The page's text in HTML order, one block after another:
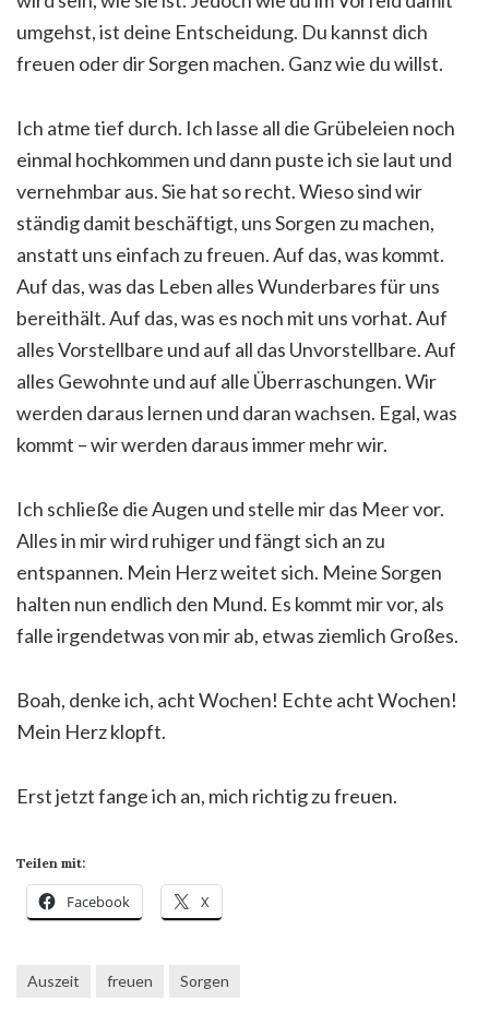
umgehst, ist deine Entscheidung. Du kannst dich
freuen oder dir Sorgen machen. Ganz wie du willst.
Ich atme tief durch. Ich lasse all die Grübeleien noch
einmal hochkommen und dann puste ich sie laut und
vernehmbar aus. Sie hat so recht. Wieso sind wir
ständig damit beschäftigt, uns Sorgen zu machen,
anstatt uns einfach zu freuen. Auf das, was kommt.
Auf das, was das Leben alles Wunderbares für uns
bereithält. Auf das, was es noch mit uns vorhat. Auf
alles Vorstellbare und auf all das Unvorstellbare. Auf
alles Gewohnte und auf alle Überraschungen. Wir
werden daraus lernen und daran wachsen. Egal, was
kommt – wir werden daraus immer mehr wir.
Ich schließe die Augen und stelle mir das Meer vor.
Alles in mir wird ruhiger und fängt sich an zu
entspannen. Mein Herz weitet sich. Meine Sorgen
halten nun endlich den Mund. Es kommt mir vor, als
falle irgendetwas von mir ab, etwas ziemlich Großes.
Boah, denke ich, acht Wochen! Echte acht Wochen!
Mein Herz klopft.
Erst jetzt fange ich an, mich richtig zu freuen.
Teilen mit:
Facebook X
Auszeit freuen Sorgen